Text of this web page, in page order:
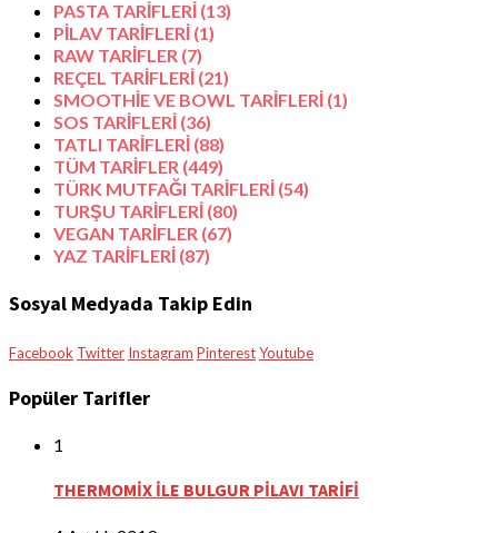
PASTA TARİFLERİ (13)
PİLAV TARİFLERİ (1)
RAW TARİFLER (7)
REÇEL TARİFLERİ (21)
SMOOTHİE VE BOWL TARİFLERİ (1)
SOS TARİFLERİ (36)
TATLI TARİFLERİ (88)
TÜM TARİFLER (449)
TÜRK MUTFAĞI TARİFLERİ (54)
TURŞU TARİFLERİ (80)
VEGAN TARİFLER (67)
YAZ TARİFLERİ (87)
Sosyal Medyada Takip Edin
Facebook Twitter Instagram PinterestYoutube
Popüler Tarifler
1
THERMOMİX İLE BULGUR PİLAVI TARİFİ